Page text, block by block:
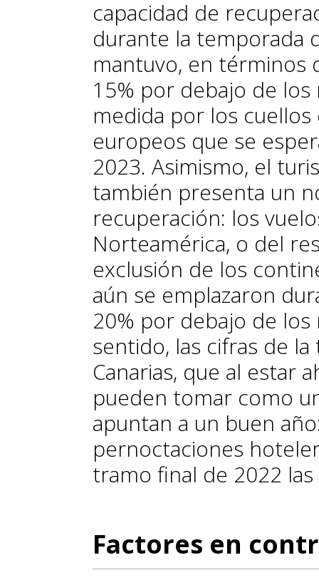
capacidad de
durante la temporada
mantuvo, en términos
15% por debajo de
medida por los
europeos que se
2023. Asimismo, el
también presenta un
recuperación: los
Norteamérica, o del
exclusión de los
aún se emplazaron
20% por debajo de
sentido, las cifras de
Canarias, que al estar
pueden tomar como
apuntan a un buen
pernoctaciones
tramo final de 2022
Factores en